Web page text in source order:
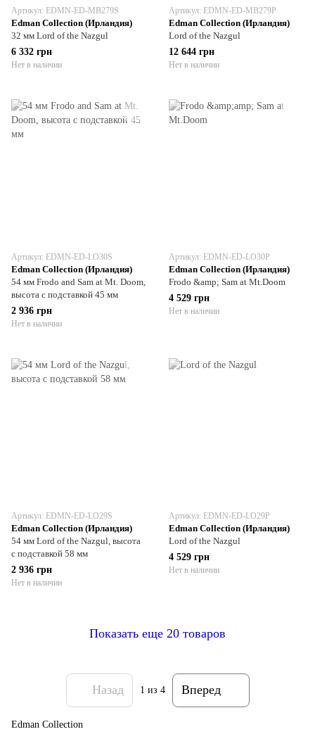
Артикул: EDMN-ED-MB279S
Edman Collection (Ирландия)
32 мм Lord of the Nazgul
6 332 грн
Нет в наличии
Артикул: EDMN-ED-MB279P
Edman Collection (Ирландия)
Lord of the Nazgul
12 644 грн
Нет в наличии
Артикул: EDMN-ED-LO30S
Edman Collection (Ирландия)
54 мм Frodo and Sam at Mt. Doom,
высота с подставкой 45 мм
2 936 грн
Нет в наличии
Артикул: EDMN-ED-LO30P
Edman Collection (Ирландия)
Frodo &amp; Sam at Mt.Doom
4 529 грн
Нет в наличии
Артикул: EDMN-ED-LO29S
Edman Collection (Ирландия)
54 мм Lord of the Nazgul, высота
с подставкой 58 мм
2 936 грн
Нет в наличии
Артикул: EDMN-ED-LO29P
Edman Collection (Ирландия)
Lord of the Nazgul
4 529 грн
Нет в наличии
Показать еще 20 товаров
Назад 1 из 4 Вперед
Edman Collection